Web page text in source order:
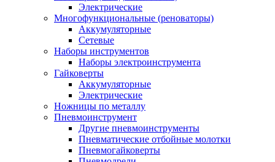
Электрические
Многофункциональные (реноваторы)
Аккумуляторные
Сетевые
Наборы инструментов
Наборы электроинструмента
Гайковерты
Аккумуляторные
Электрические
Ножницы по металлу
Пневмоинструмент
Другие пневмоинструменты
Пневматические отбойные молотки
Пневмогайковерты